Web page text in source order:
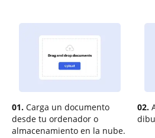
01. Carga un documento
desde tu ordenador o
almacenamiento en la nube.
02.